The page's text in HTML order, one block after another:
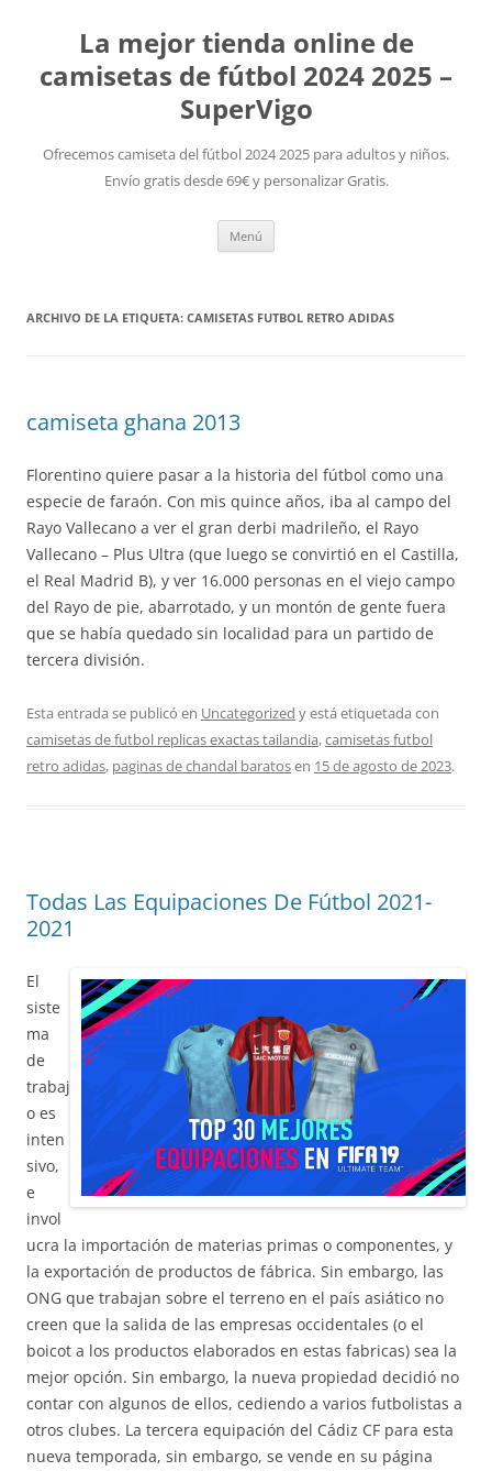
La mejor tienda online de
camisetas de fútbol 2024 2025 –
SuperVigo
Ofrecemos camiseta del fútbol 2024 2025 para adultos y niños.
Envío gratis desde 69€ y personalizar Gratis.
Menú
ARCHIVO DE LA ETIQUETA: CAMISETAS FUTBOL RETRO ADIDAS
camiseta ghana 2013
Florentino quiere pasar a la historia del fútbol como una
especie de faraón. Con mis quince años, iba al campo del
Rayo Vallecano a ver el gran derbi madrileño, el Rayo
Vallecano – Plus Ultra (que luego se convirtió en el Castilla,
el Real Madrid B), y ver 16.000 personas en el viejo campo
del Rayo de pie, abarrotado, y un montón de gente fuera
que se había quedado sin localidad para un partido de
tercera división.
Esta entrada se publicó en Uncategorized y está etiquetada con
camisetas de futbol replicas exactas tailandia,camisetas futbol
retro adidas, paginas de chandal baratosen 15 de agosto de 2023.
Todas Las Equipaciones De Fútbol 2021-
2021
El
siste
ma
de
trabaj
o es
inten
sivo,
e
invol
ucra la importación de materias primas o componentes, y
la exportación de productos de fábrica. Sin embargo, las
ONG que trabajan sobre el terreno en el país asiático no
creen que la salida de las empresas occidentales (o el
boicot a los productos elaborados en estas fabricas) sea la
mejor opción. Sin embargo, la nueva propiedad decidió no
contar con algunos de ellos, cediendo a varios futbolistas a
otros clubes. La tercera equipación del Cádiz CF para esta
nueva temporada, sin embargo, se vende en su página